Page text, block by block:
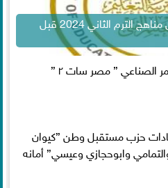
التعليم تشدد على الانتهاء من مناهج الترم الثاني 2024 قبل
الصناعي ” مصر سات ٢ ”
حزب مستقبل وطن ”كيوان
وابوحجازي وعيسي” أمانه